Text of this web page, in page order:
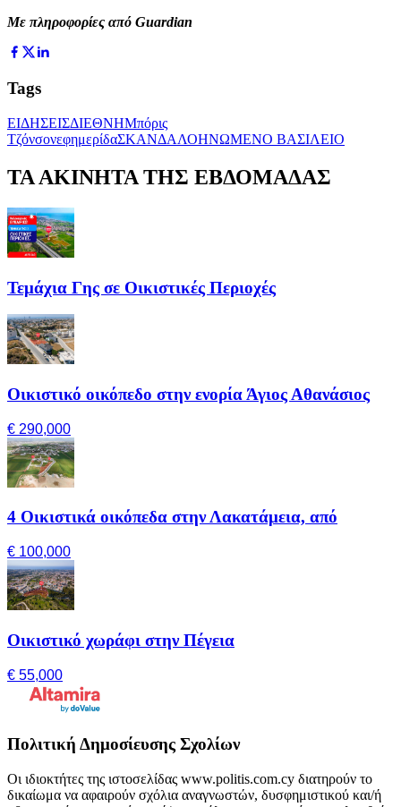
Με πληροφορίες από Guardian
Tags
ΕΙΔΗΣΕΙΣΔΙΕΘΝΗΜπόρις
ΤζόνσονεφημερίδαΣΚΑΝΔΑΛΟΗΝΩΜΕΝΟ ΒΑΣΙΛΕΙΟ
ΤΑ ΑΚΙΝΗΤΑ ΤΗΣ ΕΒΔΟΜΑΔΑΣ
Τεμάχια Γης σε Οικιστικές Περιοχές
Οικιστικό οικόπεδο στην ενορία Άγιος Αθανάσιος
€ 290,000
4 Οικιστικά οικόπεδα στην Λακατάμεια, από
€ 100,000
Οικιστικό χωράφι στην Πέγεια
€ 55,000
Πολιτική Δημοσίευσης Σχολίων
Οι ιδιοκτήτες της ιστοσελίδας www.politis.com.cy διατηρούν το
δικαίωμα να αφαιρούν σχόλια αναγνωστών, δυσφημιστικού και/ή